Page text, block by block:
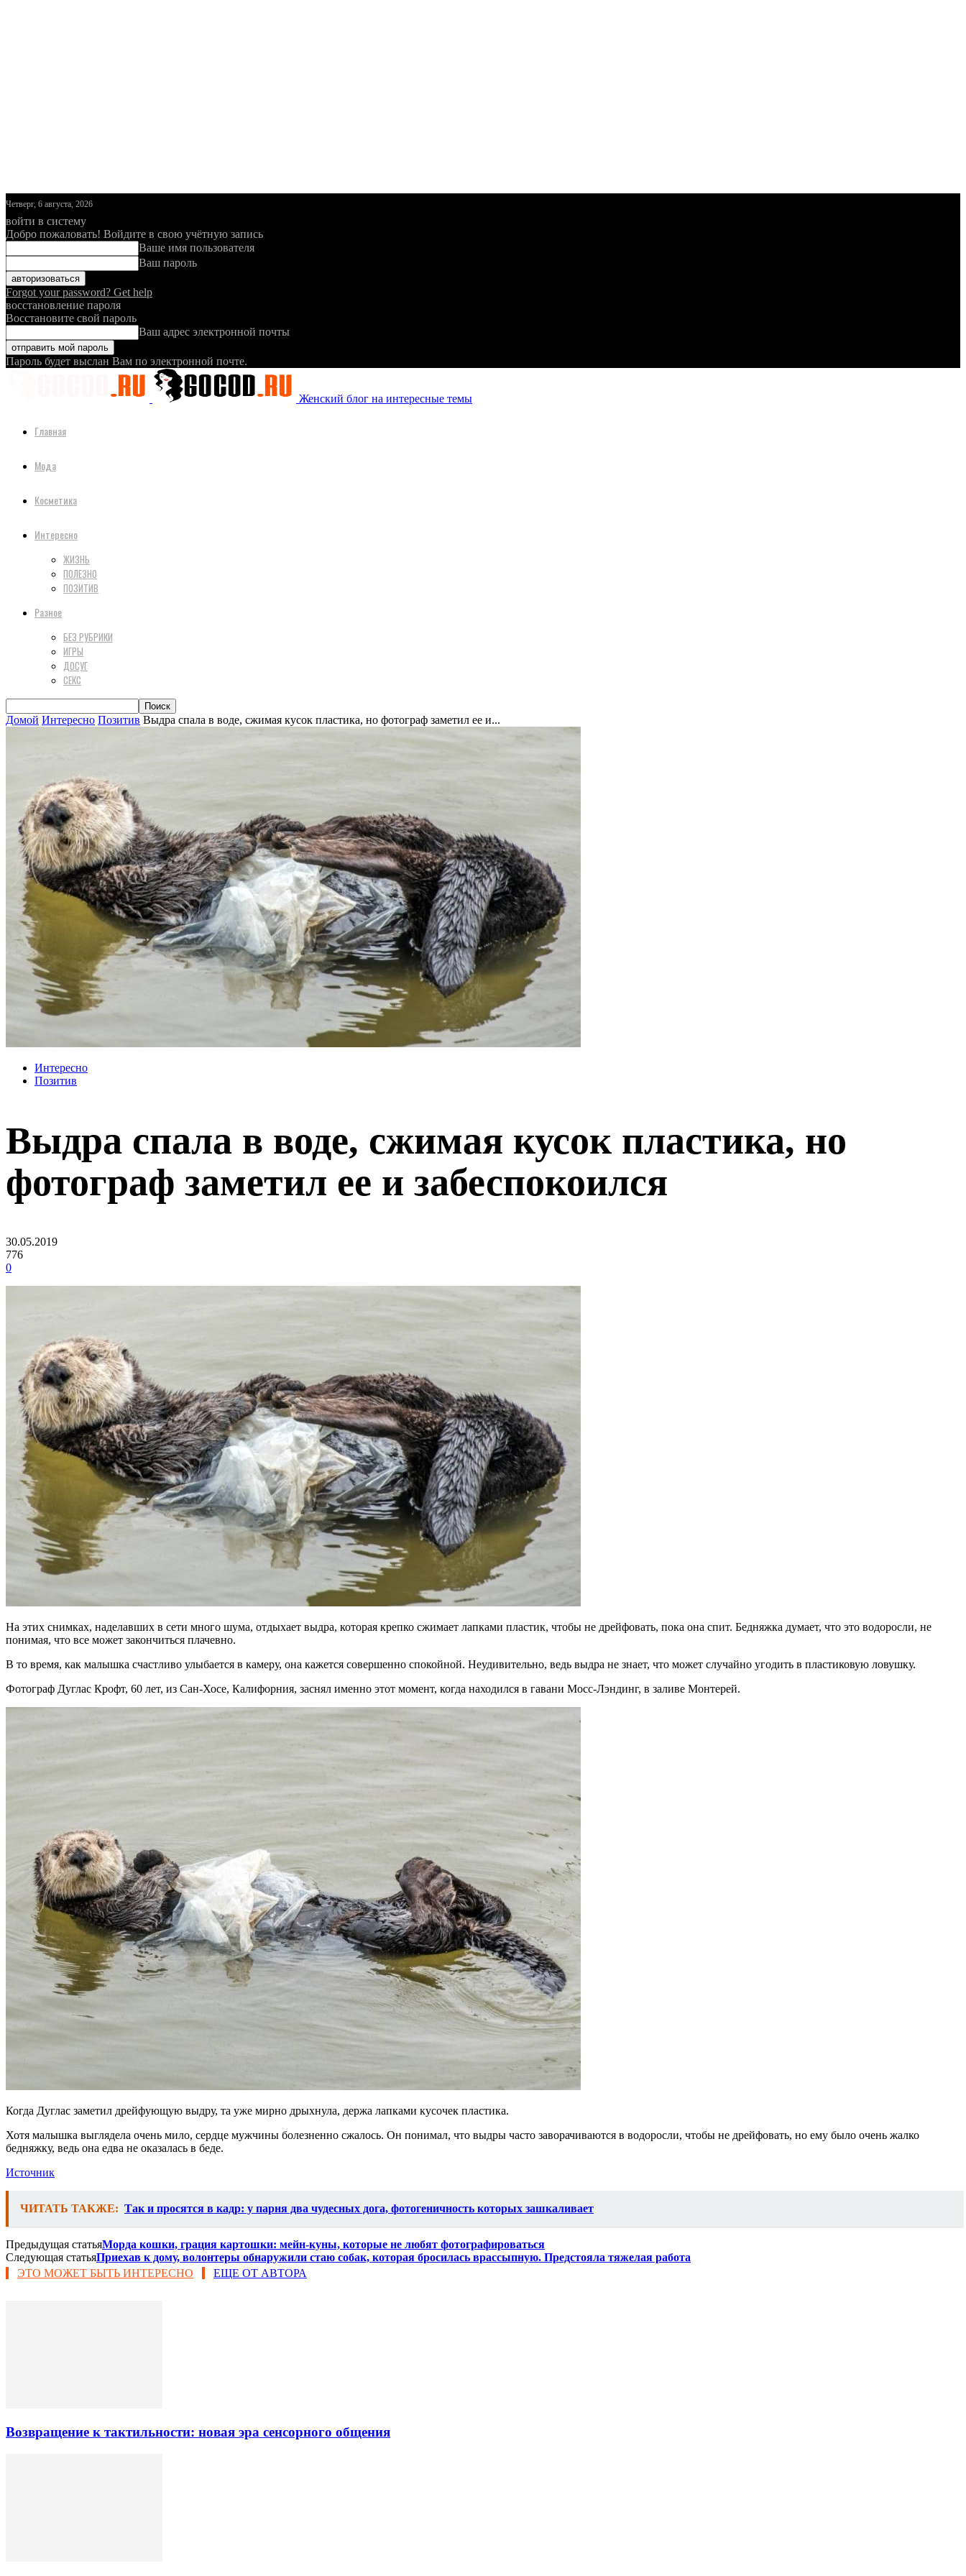
Четверг, 6 августа, 2026
войти в систему
Добро пожаловать! Войдите в свою учётную запись
Ваше имя пользователя
Ваш пароль
Forgot your password? Get help
восстановление пароля
Восстановите свой пароль
Ваш адрес электронной почты
Пароль будет выслан Вам по электронной почте.
Женский блог на интересные темы
Главная
Мода
Косметика
Интересно
ЖИЗНЬ
ПОЛЕЗНО
ПОЗИТИВ
Разное
БЕЗ РУБРИКИ
ИГРЫ
ДОСУГ
СЕКС
Домой Интересно Позитив Выдра спала в воде, сжимая кусок пластика, но фотограф заметил ее и...
Интересно
Позитив
Выдра спала в воде, сжимая кусок пластика, но
фотограф заметил ее и забеспокоился
30.05.2019
776
0
На этих снимках, наделавших в сети много шума, отдыхает выдра, которая крепко сжимает лапками пластик, чтобы не дрейфовать, пока она спит. Бедняжка думает, что это водоросли, не
понимая, что все может закончиться плачевно.
В то время, как малышка счастливо улыбается в камеру, она кажется совершенно спокойной. Неудивительно, ведь выдра не знает, что может случайно угодить в пластиковую ловушку.
Фотограф Дуглас Крофт, 60 лет, из Сан-Хосе, Калифорния, заснял именно этот момент, когда находился в гавани Мосс-Лэндинг, в заливе Монтерей.
Когда Дуглас заметил дрейфующую выдру, та уже мирно дрыхнула, держа лапками кусочек пластика.
Хотя малышка выглядела очень мило, сердце мужчины болезненно сжалось. Он понимал, что выдры часто заворачиваются в водоросли, чтобы не дрейфовать, но ему было очень жалко
бедняжку, ведь она едва не оказалась в беде.
Источник
ЧИТАТЬ ТАКЖЕ: Так и просятся в кадр: у парня два чудесных дога, фотогеничность которых зашкаливает
Предыдущая статьяМорда кошки, грация картошки: мейн-куны, которые не любят фотографироваться
Следующая статьяПриехав к дому, волонтеры обнаружили стаю собак, которая бросилась врассыпную. Предстояла тяжелая работа
ЭТО МОЖЕТ БЫТЬ ИНТЕРЕСНО
ЕЩЕ ОТ АВТОРА
Возвращение к тактильности: новая эра сенсорного общения